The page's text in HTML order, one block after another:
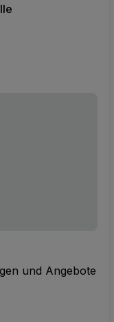
und Angebote